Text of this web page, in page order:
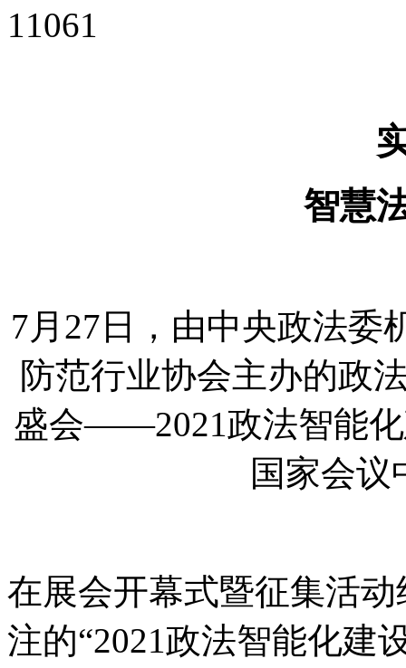
11061
智慧
7月 27 日，由中央政法委
防范行业协会主办的政
盛会——2021政法智能
国家会议
在展会开幕式暨征集活
注的“2021政法智能化建